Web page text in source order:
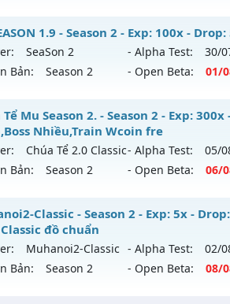
loại: Mu Custom thêm đồ mới
Dragon
Độc Quyền - MU CUSTOM CÀY
mới ra tháng 08 2026 - Mở máy chủ
reset: Reset In Game
loại: Mu Custom thêm đồ mới
SharkGaurd
1.9 - Season 2 - Exp: 100x -
SeaSon 2 - Alpha Test: 30/
Bản:
Season 2 - Open Beta: 01/
1.9 - Free miễn phí
mới ra tháng 08 2026 - Mở máy chủ
100x - Drop: 5%
loại: Mu Nguyên bản Webzen
hoàn toàn mới
Tể Mu Season 2. - Season 2 - Exp:
Nhiều,Train Wcoin fre
Chúa Tể 2.0 Classic- Alpha Test: 05/
Bản:
Season 2 - Open Beta: 06/
Tể Mu Season 2. - Lộ trình,Boss
mới ra tháng 08 2026 - Mở máy chủ
08/2626
Classic - Season 2 - Exp: 5x -
đồ chuẩn
Muhanoi2-Classic - Alpha Test: 02/
Bản:
Season 2 - Open Beta: 08/